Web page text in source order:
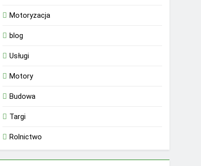
Motoryzacja
blog
Usługi
Motory
Budowa
Targi
Rolnictwo